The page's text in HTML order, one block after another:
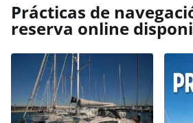
Prácticas de
reserva online